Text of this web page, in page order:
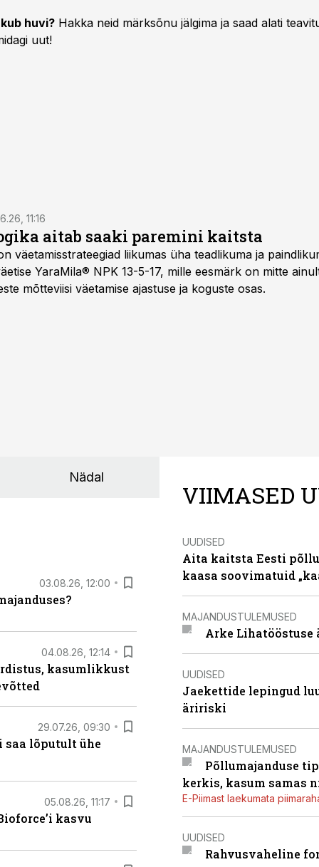
huvi? Hakka neid märksõnu jälgima ja saad alati
uut!
11:16
aitab saaki paremini kaitsta
väetamisstrateegiad liikumas üha teadlikuma ja
YaraMila® NPK 13-5-17, mille eesmärk on mitte
mõtteviisi väetamise ajastuse ja koguste osas.
Nädal
03.08.26, 12:00
04.08.26, 12:14
kasumlikkust
29.07.26, 09:30
lõputult ühe
05.08.26, 11:17
kasvu
VIIMASED
UUDISED
Aita kaitsta Eesti
kaasa soovimatuid
MAJANDUSTULEMUSED
Arke Lihatööstuse
UUDISED
Jaekettide lepingud
äririski
MAJANDUSTULEMUSED
Põllumajanduse
kerkis, kasum samas
E-Piimast laekumata
UUDISED
Rahvusvaheline